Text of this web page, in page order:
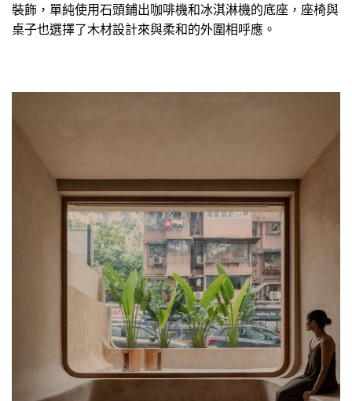
裝飾，單純使用石頭鋪出咖啡機和冰淇淋機的底座，座椅與
桌子也選擇了木材設計來與柔和的外圍相呼應。